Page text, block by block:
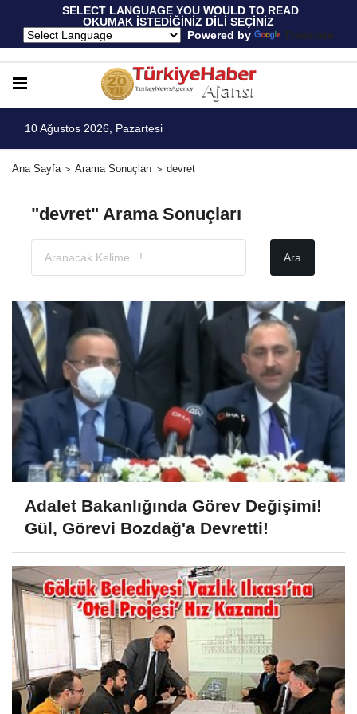
SELECT LANGUAGE YOU WOULD TO READ
OKUMAK İSTEDİĞİNİZ DİLİ SEÇİNİZ
Powered by
Translate
10 Ağustos 2026, Pazartesi
Ana Sayfa Arama Sonuçları devret
"devret" Arama Sonuçları
Adalet Bakanlığında Görev Değişimi!
Gül, Görevi Bozdağ'a Devretti!